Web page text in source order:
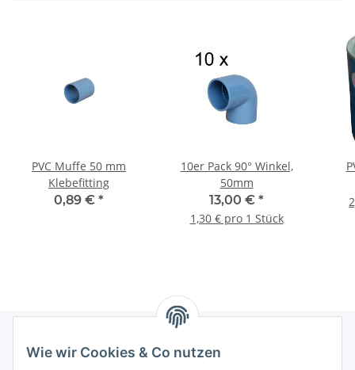
Wie wir Cookies & Co nutzen
PVC Muffe 50 mm
Klebefitting
0,89 € *
10er Pack 90° Winkel,
50mm
13,00 € *
1,30 € pro 1 Stück